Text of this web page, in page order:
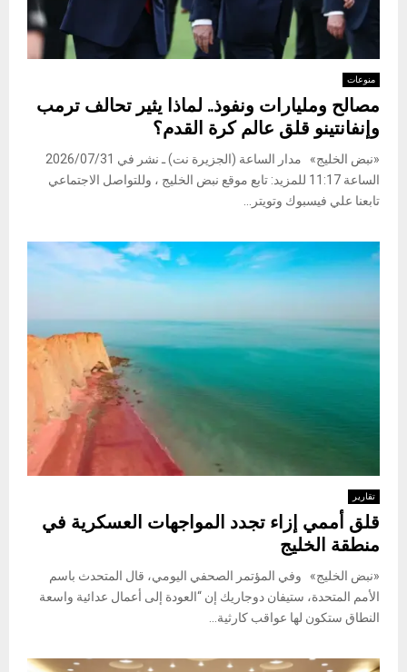
منوعات
مصالح ومليارات ونفوذ.. لماذا يثير تحالف ترمب
وإنفانتينو قلق عالم كرة القدم؟
«نبض الخليج» مدار الساعة (الجزيرة نت) ـ نشر في 2026/07/31
الساعة 11:17 للمزيد: تابع موقع نبض الخليج ، وللتواصل الاجتماعي
تابعنا علي فيسبوك وتويتر...
تقارير
قلق أممي إزاء تجدد المواجهات العسكرية في
منطقة الخليج
«نبض الخليج» وفي المؤتمر الصحفي اليومي، قال المتحدث باسم
الأمم المتحدة، ستيفان دوجاريك إن “العودة إلى أعمال عدائية واسعة
النطاق ستكون لها عواقب كارثية...